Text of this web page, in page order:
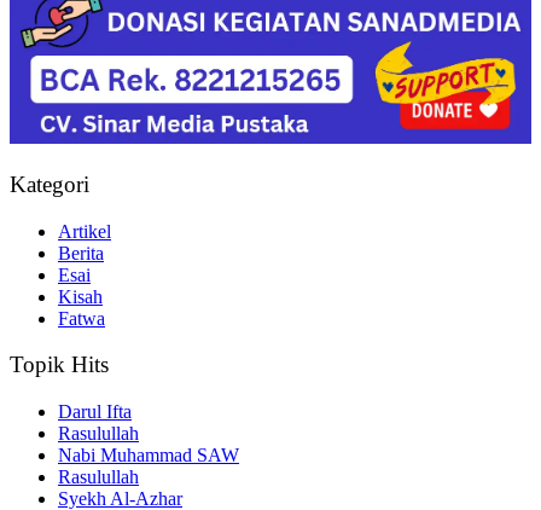
Kategori
Artikel
Berita
Esai
Kisah
Fatwa
Topik Hits
Darul Ifta
Rasulullah
Nabi Muhammad SAW
Rasulullah
Syekh Al-Azhar